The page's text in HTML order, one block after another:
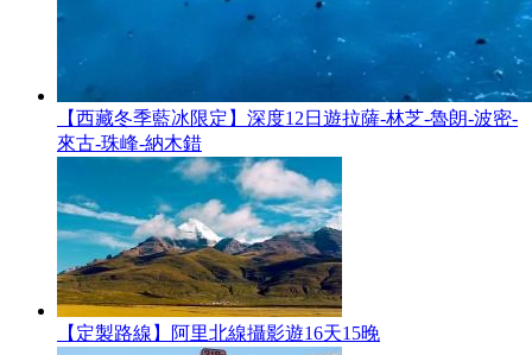
【西藏冬季藍冰限定】深度12日遊拉薩-林芝-魯朗-波密-
來古-珠峰-納木錯
【定製路線】阿里北線攝影遊16天15晚